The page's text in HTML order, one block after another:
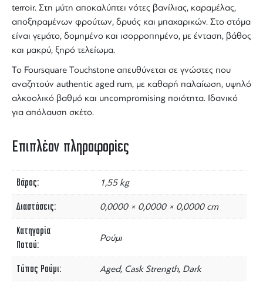
terroir. Στη μύτη αποκαλύπτει νότες βανίλιας, καραμέλας,
αποξηραμένων φρούτων, δρυός και μπαχαρικών. Στο στόμα
είναι γεμάτο, δομημένο και ισορροπημένο, με ένταση, βάθος
και μακρύ, ξηρό τελείωμα.
Το Foursquare Touchstone απευθύνεται σε γνώστες που
αναζητούν authentic aged rum, με καθαρή παλαίωση, υψηλό
αλκοολικό βαθμό και uncompromising ποιότητα. Ιδανικό
για απόλαυση σκέτο.
Επιπλέον πληροφορίες
Βάρος 1,55 kg
Διαστάσεις 0,0000 × 0,0000 × 0,0000 cm
Κατηγορία
Ποτού
Ρούμι
Τύπος Ρούμι Aged, Cask Strength, Dark